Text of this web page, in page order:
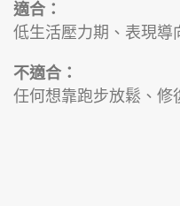
適合：
低生活壓力期、表現導
不適合：
任何想靠跑步放鬆、修